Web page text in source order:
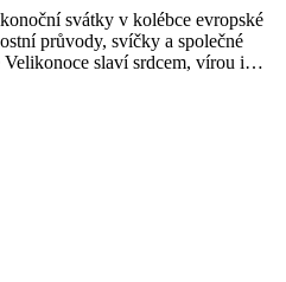
svátky v kolébce evropské
průvody, svíčky a společné
Velikonoce slaví srdcem, vírou i…